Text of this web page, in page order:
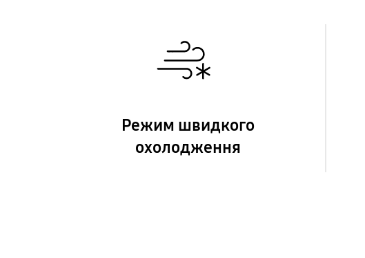
Режим швидкого
охолодження